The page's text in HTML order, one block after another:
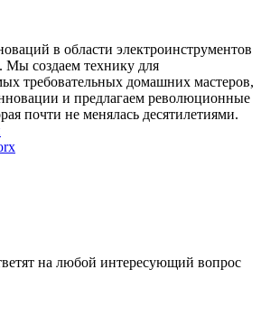
в области электроинструментов
Мы создаем технику для
требовательных домашних мастеров,
и предлагаем революционные
почти не менялась десятилетиями.
на любой интересующий вопрос